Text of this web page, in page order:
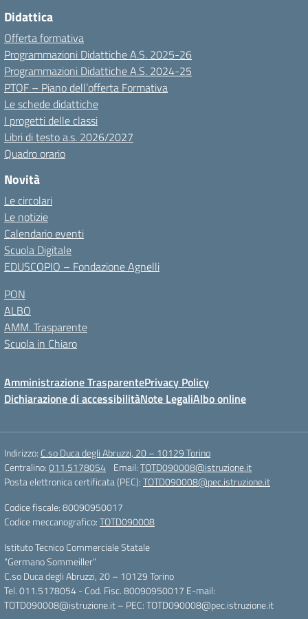
Didattica
Offerta formativa
Programmazioni Didattiche A.S. 2025-26
Programmazioni Didattiche A.S. 2024-25
PTOF – Piano dell’offerta Formativa
Le schede didattiche
I progetti delle classi
Libri di testo a.s. 2026/2027
Quadro orario
Novità
Le circolari
Le notizie
Calendario eventi
Scuola Digitale
EDUSCOPIO – Fondazione Agnelli
PON
ALBO
AMM. Trasparente
Scuola in Chiaro
Amministrazione TrasparentePrivacy Policy
Dichiarazione di accessibilitàNote LegaliAlbo online
Indirizzo: C.so Duca degli Abruzzi, 20 – 10129 Torino
Centralino:011.5178054 Email:TOTD090008@istruzione.it
Posta elettronica certificata (PEC):TOTD090008@pec.istruzione.it
Codice fiscale: 80090950017
Codice meccanografico:TOTD090008
Istituto Tecnico Commerciale Statale
“Germano Sommeiller”
C.so Duca degli Abruzzi, 20 – 10129 Torino
Tel. 011.5178054 - Cod. Fisc. 80090950017 E-mail:
TOTD090008@istruzione.it – PEC: TOTD090008@pec.istruzione.it